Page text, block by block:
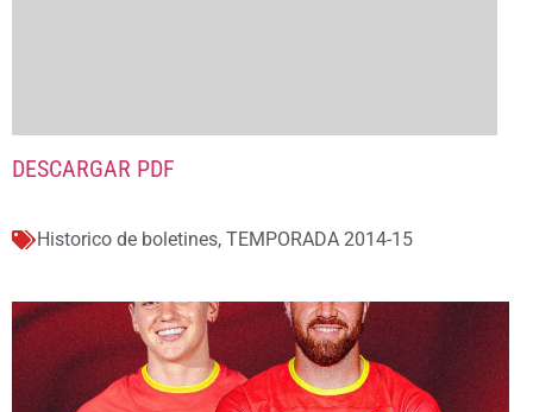
DESCARGAR PDF
Historico de boletines, TEMPORADA 2014-15